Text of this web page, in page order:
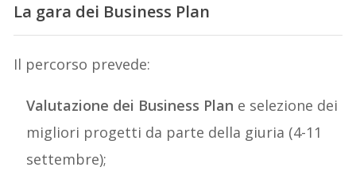
La gara dei Business Plan
Il percorso prevede:
Valutazione dei Business Plan e selezione dei
migliori progetti da parte della giuria (4-11
settembre);